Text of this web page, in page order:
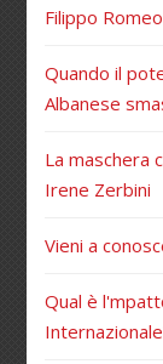
Filippo
Quando il
Albanese
La maschera
Irene Zerbini
Vieni a
Qual è